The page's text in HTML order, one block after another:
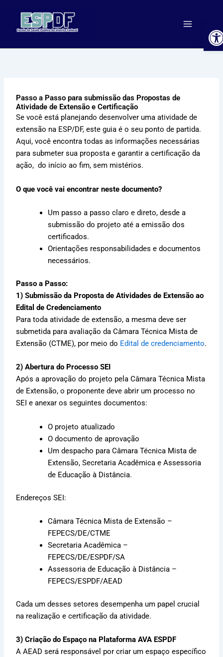
Passo a Passo para submissão das Propostas de
Atividade de Extensão e Certificação
Se você está planejando desenvolver uma atividade de
extensão na ESP/DF, este guia é o seu ponto de partida.
Aqui, você encontra todas as informações necessárias
para submeter sua proposta e garantir a certificação da
ação, do início ao fim, sem mistérios.
O que você vai encontrar neste documento?
Um passo a passo claro e direto, desde a
submissão do projeto até a emissão dos
certificados.
Orientações responsabilidades e documentos
necessários.
Passo a Passo:
1) Submissão da Proposta de Atividades de Extensão ao
Edital de Credenciamento
Para toda atividade de extensão, a mesma deve ser
submetida para avaliação da Câmara Técnica Mista de
Extensão (CTME), por meio do Edital de credenciamento.
2) Abertura do Processo SEI
Após a aprovação do projeto pela Câmara Técnica Mista
de Extensão, o proponente deve abrir um processo no
SEI e anexar os seguintes documentos:
O projeto atualizado
O documento de aprovação
Um despacho para Câmara Técnica Mista de
Extensão, Secretaria Acadêmica e Assessoria
de Educação à Distância.
Endereços SEI:
Câmara Técnica Mista de Extensão –
FEPECS/DE/CTME
Secretaria Acadêmica –
FEPECS/DE/ESPDF/SA
Assessoria de Educação à Distância –
FEPECS/ESPDF/AEAD
Cada um desses setores desempenha um papel crucial
na realização e certificação da atividade.
3) Criação do Espaço na Plataforma AVA ESPDF
A AEAD será responsável por criar um espaço específico